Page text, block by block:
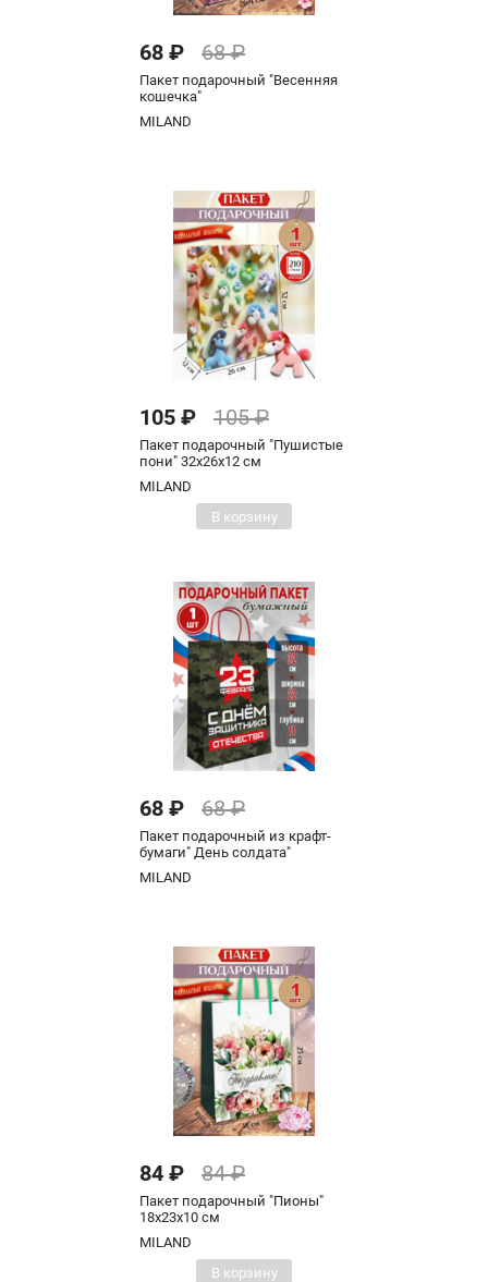
68 ₽ 68 ₽
Пакет подарочный "Весенняя
кошечка"
MILAND
105 ₽ 105 ₽
Пакет подарочный "Пушистые
пони" 32х26х12 см
MILAND
В корзину
68 ₽ 68 ₽
Пакет подарочный из крафт-
бумаги" День солдата"
MILAND
84 ₽ 84 ₽
Пакет подарочный "Пионы"
18х23х10 см
MILAND
В корзину